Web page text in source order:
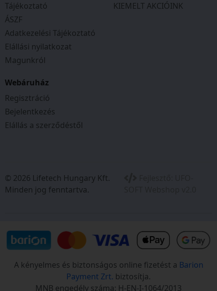
Tájékoztató
ÁSZF
Adatkezelési Tájékoztató
Elállási nyilatkozat
Magunkról
KIEMELT AKCIÓINK
Webáruház
Regisztráció
Bejelentkezés
Elállás a szerződéstől
© 2026 Lifetech Hungary Kft.
Minden jog fenntartva.
A kényelmes és biztonságos online fizetést a Barion
Payment Zrt. biztosítja.
MNB engedély száma: H-EN-I-1064/2013